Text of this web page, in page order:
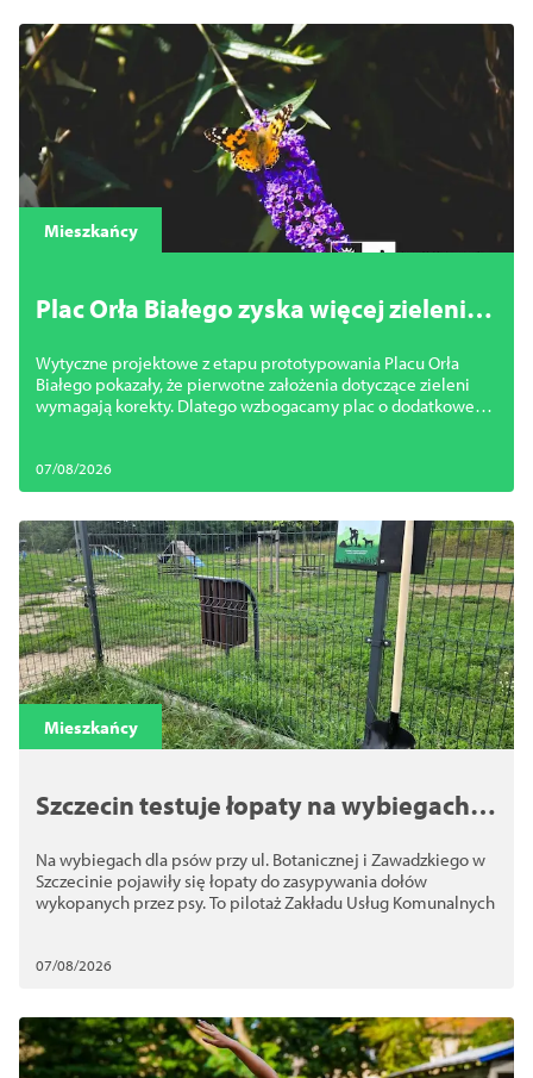
Mieszkańcy
Plac Orła Białego zyska więcej zieleni.
Wytyczne projektowe z etapu prototypowania Placu Orła
Białego pokazały, że pierwotne założenia dotyczące zieleni
wymagają korekty. Dlatego wzbogacamy plac o dodatkowe
07/08/2026
Mieszkańcy
Szczecin testuje łopaty na wybiegach
Na wybiegach dla psów przy ul. Botanicznej i Zawadzkiego w
Szczecinie pojawiły się łopaty do zasypywania dołów
wykopanych przez psy. To pilotaż Zakładu Usług Komunalnych
07/08/2026